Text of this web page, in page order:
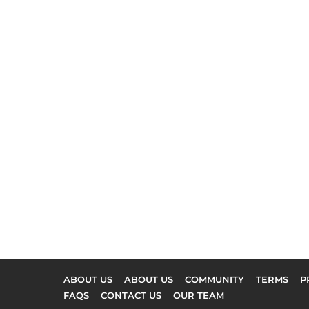
ABOUT US ABOUT US COMMUNITY TERMS
FAQS
CONTACT US OUR TEAM